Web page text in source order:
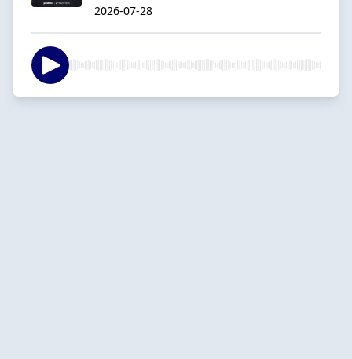
2026-07-28